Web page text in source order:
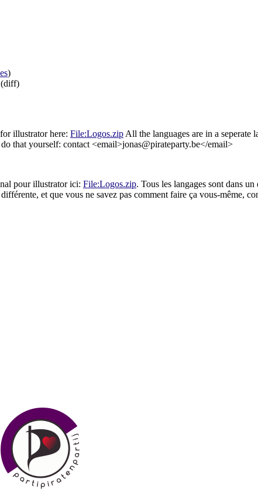
)
illustrator here: File:Logos.zip All the languages are in a seperate
that yourself: contact <email>jonas@pirateparty.be</email>
pour illustrator ici: File:Logos.zip. Tous les langages sont dans
et que vous ne savez pas comment faire ça vous-même,